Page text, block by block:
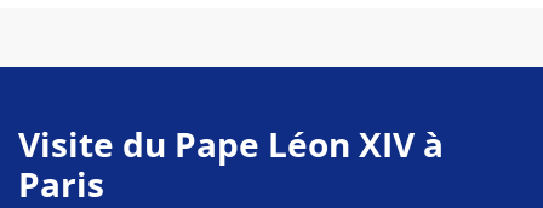
Visite du Pape Léon XIV à
Paris